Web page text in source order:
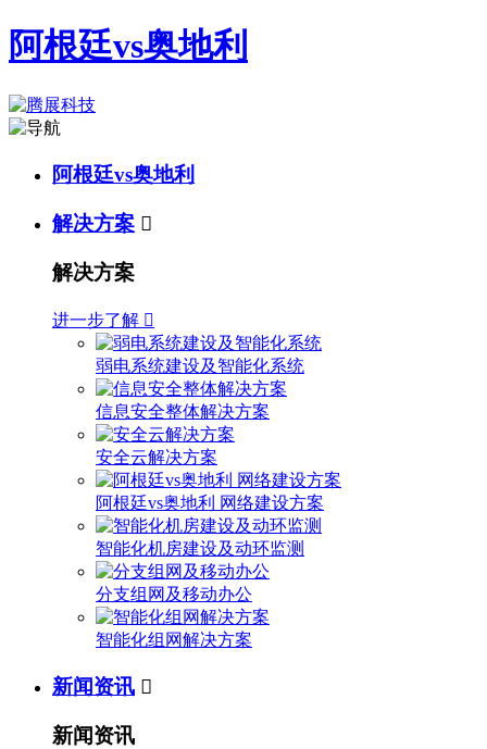
阿根廷vs奥地利
阿根廷vs奥地利
解决方案 
解决方案
进一步了解 
弱电系统建设及智能化系统
信息安全整体解决方案
安全云解决方案
阿根廷vs奥地利 网络建设方案
智能化机房建设及动环监测
分支组网及移动办公
智能化组网解决方案
新闻资讯 
新闻资讯